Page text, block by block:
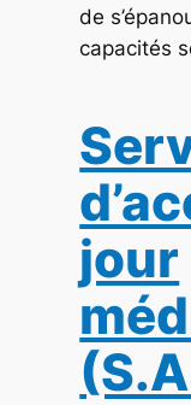
de
capacités
jour